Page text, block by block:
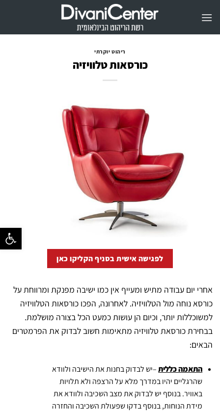
פתח
ריהוט יוקרתי
כורסאות טלוויזיה
לפגישה אישית בסניף הקליקו כאן
אחרי יום עבודה מתיש ומעייף אין כמו ישיבה מפנקת ומרווחת על
כורסא נוחה מול הטלוויזיה. לאחרונה, הפכו כורסאות הטלוויזיה
למשוכללות יותר, וכיום הן עושות כמעט הכל בצורה מושלמת.
בבחירת כורסאת טלוויזיה מתאימות חשוב לבדוק את הפרמטרים
הבאים:
התאמה כללית–יש לבדוק בחנות את הישיבה ולוודא
שהרגליים יהיו במדרך מלא על הרצפה ולא תלויות
באוויר. בנוסף יש לבדוק את מצב השכיבה ולוודא את
מידת הנוחות, בנוסף בדקו שפעולת השכיבה והחזרה